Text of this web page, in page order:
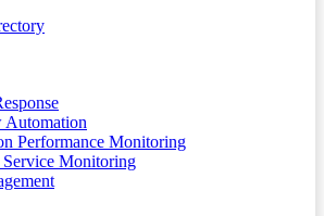
Performance Monitoring
Monitoring